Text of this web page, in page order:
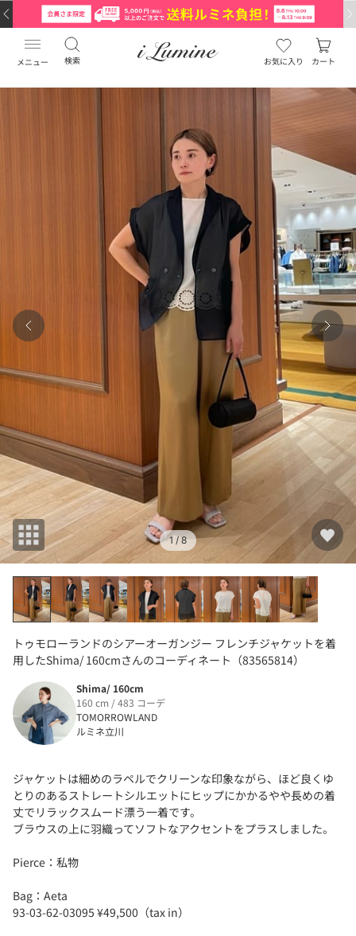
メニュー 検索 お気に入り カート
1 / 8
トゥモローランドのシアーオーガンジー フレンチジャケットを着
用したShima/ 160cmさんのコーディネート（83565814）
Shima/ 160cm
160 cm / 483 コーデ
TOMORROWLAND
ルミネ立川
ジャケットは細めのラペルでクリーンな印象ながら、ほど良くゆ
とりのあるストレートシルエットにヒップにかかるやや長めの着
丈でリラックスムード漂う一着です。
ブラウスの上に羽織ってソフトなアクセントをプラスしました。
Pierce：私物
Bag：Aeta
93-03-62-03095 ¥49,500（tax in）